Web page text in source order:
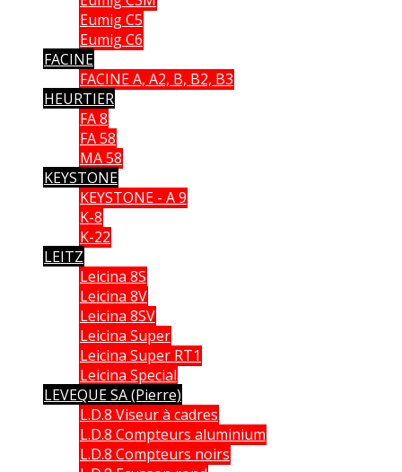
Eumig C5
Eumig C6
FACINE
FACINE A, A2, B, B2, B3
HEURTIER
FA 8
FA 58
MA 58
KEYSTONE
KEYSTONE - A 9
K-8
K-22
LEITZ
Leicina 8S
Leicina 8V
Leicina 8SV
Leicina Super
Leicina Super RT1
Leicina Special
LEVEQUE SA (Pierre)
L.D.8 Viseur à cadres
L.D.8 Compteurs aluminium
L.D.8 Compteurs noirs